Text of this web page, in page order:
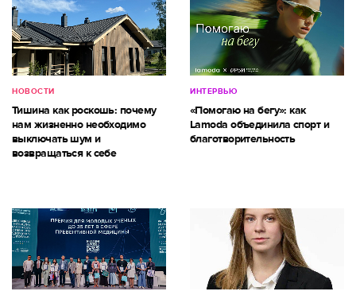
НОВОСТИ
Тишина как роскошь: почему
нам жизненно необходимо
выключать шум и
возвращаться к себе
ИНТЕРВЬЮ
«Помогаю на бегу»: как
Lamoda объединила спорт и
благотворительность